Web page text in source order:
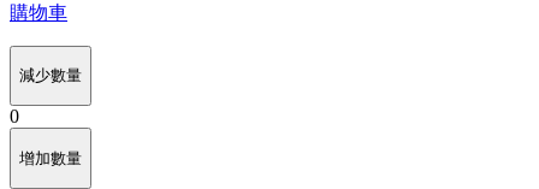
購物車
減少數量
0
增加數量